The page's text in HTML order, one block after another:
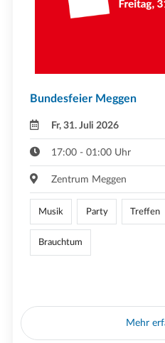
Bundesfeier Meggen
Fr, 31. Juli 2026
17:00 - 01:00 Uhr
Zentrum Meggen
Musik Party Treffen
Brauchtum
Mehr